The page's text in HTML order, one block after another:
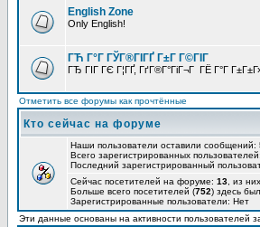
English Zone
Only English!
ГЋ Г°Г ГЎГ®ГІГҐ Г±Г Г©ГІГ
ГЂ ГІГ ГЄ Г¦ГҐ, ГґГ®Г°ГіГ¬Г ГЁ Г°Г
Отметить все форумы как прочтённые
Кто сейчас на форуме
Наши пользователи оставили сообщений:
Всего зарегистрированных пользователей:
Последний зарегистрированный
Сейчас посетителей на форуме: 13 , из
Больше всего посетителей (752) здесь
Зарегистрированные пользователи: Нет
Эти данные основаны на активности пользователей